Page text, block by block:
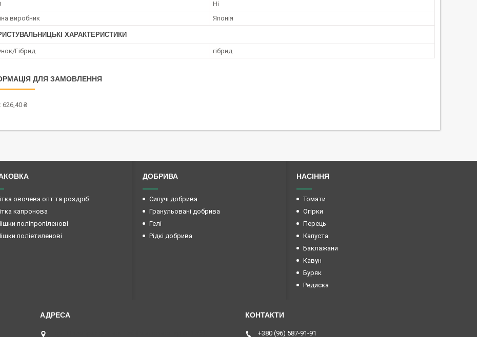
Ні
виробник
Японія
ХАРАКТЕРИСТИКИ
Гібрид гібрид
ДЛЯ ЗАМОВЛЕННЯ
626,40 ₴
овочева опт та роздріб
капронова
поліпропіленові
поліетиленові
ДОБРИВА
Сипучі добрива
Гранульовані добрива
Гелі
Рідкі добрива
НАСІННЯ
Томати
Огірки
Перець
Капуста
Баклажани
Кавун
Буряк
Редиска
+380 (96) 587-91-91